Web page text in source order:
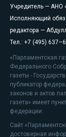
Учредитель — АНО
Исполняющий
редактора —
Тел.: +7 (495)
«Парламентская
Федерального
газеты -
публикатор
законов и актов
газета» имеет
федерации.
Сайт
достоверная